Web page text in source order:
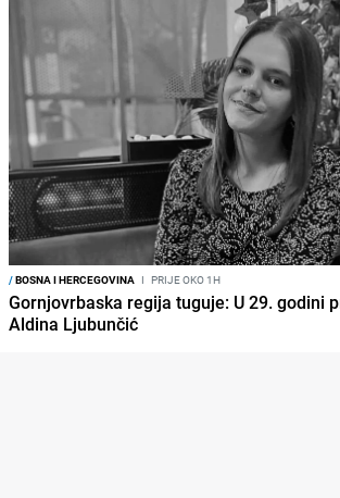
/BOSNA I HERCEGOVINA I PRIJE OKO 1H
Gornjovrbaska regija tuguje: U 29. godini
Aldina Ljubunčić